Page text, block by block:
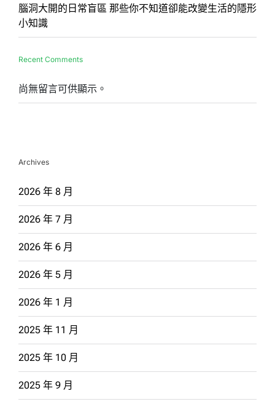
腦洞大開的日常盲區 那些你不知道卻能改變生活的隱形
小知識
Recent Comments
尚無留言可供顯示。
Archives
2026 年 8 月
2026 年 7 月
2026 年 6 月
2026 年 5 月
2026 年 1 月
2025 年 11 月
2025 年 10 月
2025 年 9 月